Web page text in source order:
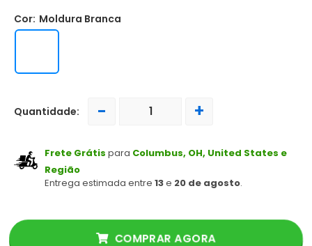
Cor: Moldura Branca
Quantidade: - +
Frete Grátis para Columbus, OH, United States e
Região
Entrega estimada entre 13e 20 de agosto.
COMPRAR AGORA